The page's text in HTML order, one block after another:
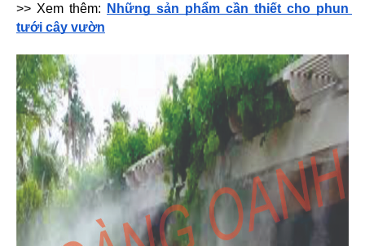
>> Xem thêm:
Những sản phẩm cần thiết cho phun
tưới cây vườn